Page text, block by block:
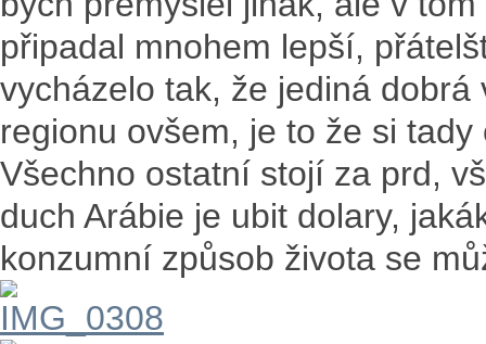
připadal mnohem lepší,
vycházelo tak, že jediná
regionu ovšem, je to že si
Všechno ostatní stojí za prd,
duch Arábie je ubit dolary,
konzumní způsob života se